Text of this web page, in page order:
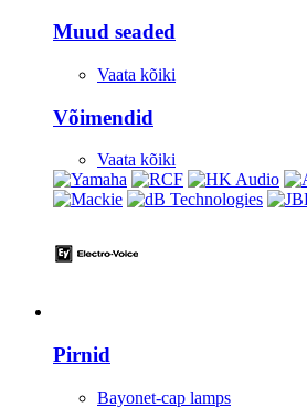
Muud seaded
Vaata kõiki
Võimendid
Vaata kõiki
Pirnid
Bayonet-cap lamps